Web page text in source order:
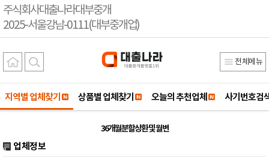
주식회사대출나라대부중개
2025-서울강남-0111(대부중개업)
전체메뉴
지역별 업체찾기 상품별 업체찾기 오늘의 추천업체 사기번호검
36개월분할상환 및 월변
업체정보